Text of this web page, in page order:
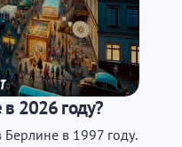
2026 году?
Берлине в 1997 году.